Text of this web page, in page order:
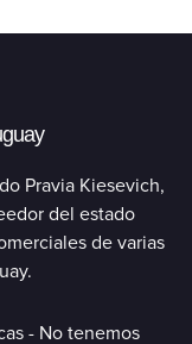
Pravia Kiesevich,
del estado
de varias
- No tenemos